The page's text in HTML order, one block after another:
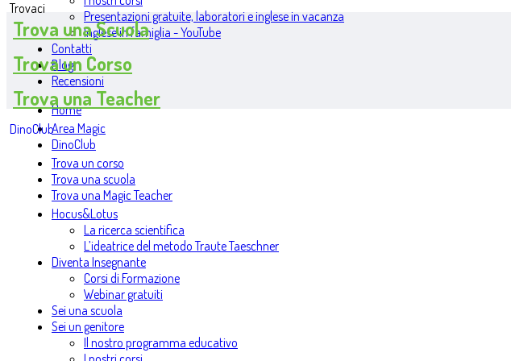
Presentazioni gratuite, laboratori e inglese in vacanza
Inglese in famiglia - YouTube
Contatti
Blog
Recensioni
Home
Area Magic
DinoClub
Trova un corso
Trova una scuola
Trova una Magic Teacher
Hocus&Lotus
La ricerca scientifica
L’ideatrice del metodo Traute Taeschner
Diventa Insegnante
Corsi di Formazione
Webinar gratuiti
Sei una scuola
Sei un genitore
Il nostro programma educativo
Trovaci
Trova una Scuola
Trova un Corso
Trova una Teacher
DinoClub